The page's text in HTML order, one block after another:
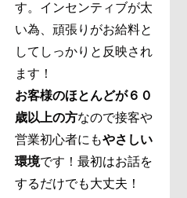
す。インセンティブが太
い為、頑張りがお給料と
してしっかりと反映され
ます！
お客様のほとんどが６０
歳以上の方なので接客や
営業初心者にもやさしい
環境です！ 最初はお話を
するだけでも大丈夫！